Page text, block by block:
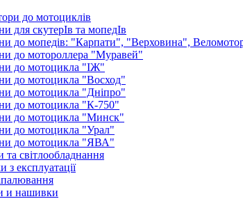
до мотоциклів
для скутерІв та мопедІв
до мопедів: "Карпати", "Верховина",
до мотороллера "Муравей"
до мотоцикла "ІЖ"
до мотоцикла "Восход"
до мотоцикла "Дніпро"
до мотоцикла "К-750"
до мотоцикла "Минск"
до мотоцикла "Урал"
до мотоцикла "ЯВА"
світлообладнання
з експлуатації
и нашивки